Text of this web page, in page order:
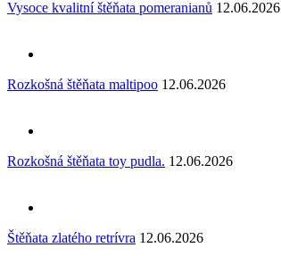
Vysoce kvalitní štěňata pomeranianů 12.06.2026
Rozkošná štěňata maltipoo 12.06.2026
Rozkošná štěňata toy pudla. 12.06.2026
Štěňata zlatého retrívra 12.06.2026